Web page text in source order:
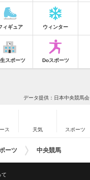
ィギュア ウィンター
スポーツ Doスポーツ
データ提供：日本中央競馬会
ス 天気 スポーツ
ーツ 中央競馬
て